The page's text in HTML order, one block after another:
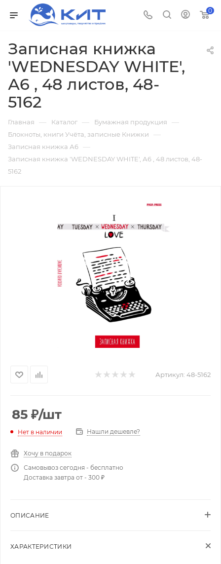
0
Записная книжка
'WEDNESDAY WHITE',
А6 , 48 листов, 48-
5162
Главная — Каталог — Бумажная продукция —
Блокноты, книги Учёта, записные Книжки —
Записная книжка А6 —
Записная книжка 'WEDNESDAY WHITE', А6 , 48 листов, 48-
5162
Артикул: 48-5162
85 ₽/шт
Нет в наличии Нашли дешевле?
Хочу в подарок
Самовывоз сегодня - бесплатно
Доставка завтра от - 300 ₽
ОПИСАНИЕ
ХАРАКТЕРИСТИКИ